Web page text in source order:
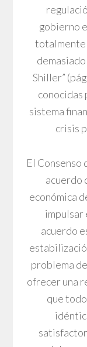
gobierno
totalmente
demasiado
Shiller”
conocidas
sistema
crisis
El Consenso
acuerdo
económica
impulsar
acuerdo
problema
ofrecer una
que